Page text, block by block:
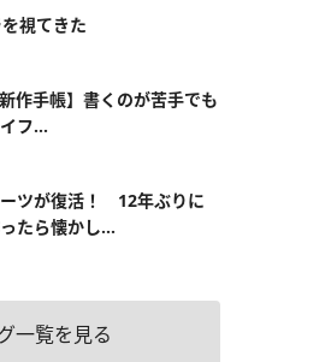
を視てきた
作手帳】書くのが苦手でも
フ...
ツが復活！ 12年ぶりに
たら懐かし...
一覧を見る